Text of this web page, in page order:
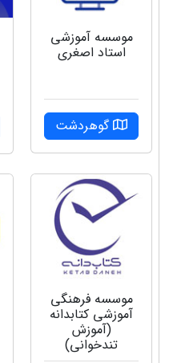
موسسه آموزشی
استاد اصغری
گوهردشت
موسسه فرهنگی
آموزشی کتابدانه
(آموزش
تندخوانی)